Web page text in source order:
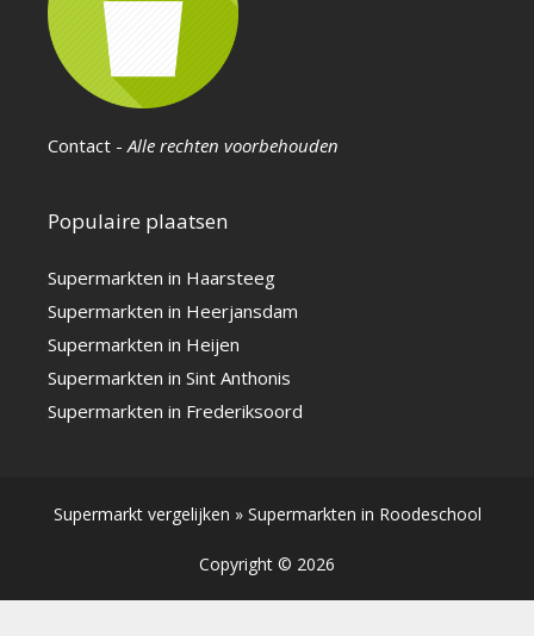
Contact -Alle rechten voorbehouden
Populaire plaatsen
Supermarkten in Haarsteeg
Supermarkten in Heerjansdam
Supermarkten in Heijen
Supermarkten in Sint Anthonis
Supermarkten in Frederiksoord
Supermarkt vergelijken » Supermarkten in Roodeschool
Copyright © 2026